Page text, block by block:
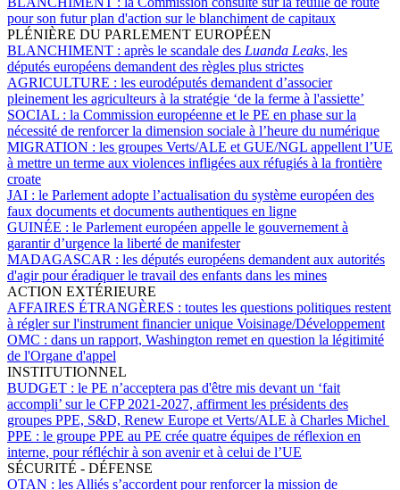
pour son futur plan d'action sur le blanchiment de capitaux
PLÉNIÈRE DU PARLEMENT EUROPÉEN
BLANCHIMENT : après le scandale des Luanda Leaks, les
députés européens demandent des règles plus strictes
AGRICULTURE : les eurodéputés demandent d’associer
pleinement les agriculteurs à la stratégie ‘de la ferme à l'assiette’
SOCIAL : la Commission européenne et le PE en phase sur la
nécessité de renforcer la dimension sociale à l’heure du numérique
MIGRATION : les groupes Verts/ALE et GUE/NGL appellent l’UE
à mettre un terme aux violences infligées aux réfugiés à la frontière
croate
JAI : le Parlement adopte l’actualisation du système européen des
faux documents et documents authentiques en ligne
GUINÉE : le Parlement européen appelle le gouvernement à
garantir d’urgence la liberté de manifester
MADAGASCAR : les députés européens demandent aux autorités
d'agir pour éradiquer le travail des enfants dans les mines
ACTION EXTÉRIEURE
AFFAIRES ÉTRANGÈRES : toutes les questions politiques restent
à régler sur l'instrument financier unique Voisinage/Développement
OMC : dans un rapport, Washington remet en question la légitimité
de l'Organe d'appel
INSTITUTIONNEL
BUDGET : le PE n’acceptera pas d'être mis devant un ‘fait
accompli’ sur le CFP 2021-2027, affirment les présidents des
groupes PPE, S&D, Renew Europe et Verts/ALE à Charles Michel
PPE : le groupe PPE au PE crée quatre équipes de réflexion en
interne, pour réfléchir à son avenir et à celui de l’UE
SÉCURITÉ - DÉFENSE
OTAN : les Alliés s’accordent pour renforcer la mission de